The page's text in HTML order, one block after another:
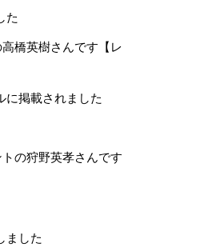
た
橋英樹さんです【レ
に掲載されました
の狩野英孝さんです
ました